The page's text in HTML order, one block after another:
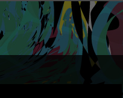
当協
議会
につ
いて